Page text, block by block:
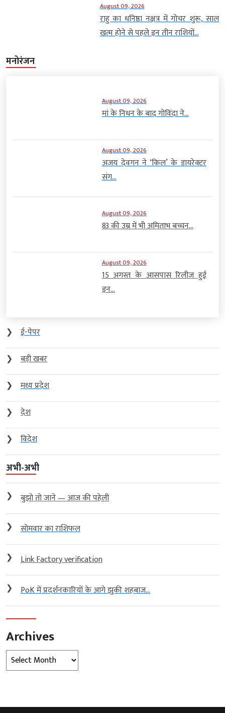
August 09, 2026
राहु का धनिष्ठा नक्षत्र में गोचर शुरू, साल
खत्म होने से पहले इन तीन राशियों...
मनोरंजन
August 09, 2026
मां के निधन के बाद गोविंदा ने...
August 09, 2026
अजय देवगन ने ‘किल’ के डायरेक्टर
संग...
August 09, 2026
83 की उम्र में भी अमिताभ बच्चन...
August 09, 2026
15 अगस्त के आसपास रिलीज हुई
इन...
❯
ई-पेपर
❯
बड़ी खबर
❯
मध्य प्रदेश
❯
देश
❯
विदेश
अभी-अभी
❯ बुझो तो जाने — आज की पहेली
❯ सोमवार का राशिफल
❯ Link Factory verification
❯ PoK में प्रदर्शनकारियों के आगे झुकी शहबाज...
Archives
Archives